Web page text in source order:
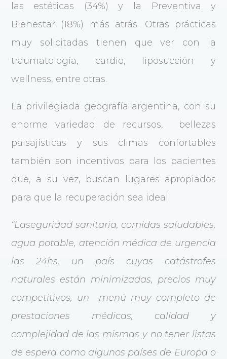
las estéticas (34%) y la Preventiva y
Bienestar (18%) más atrás. Otras prácticas
muy solicitadas tienen que ver con la
traumatología, cardio, liposucción y
wellness, entre otras.
La privilegiada geografía argentina, con su
enorme variedad de recursos, bellezas
paisajísticas y sus climas confortables
también son incentivos para los pacientes
que, a su vez, buscan lugares apropiados
para que la recuperación sea ideal.
“Laseguridad sanitaria, comidas saludables,
agua potable, atención médica de urgencia
las 24hs, un país cuyas catástrofes
naturales están minimizadas, precios muy
competitivos, un menú muy completo de
prestaciones médicas, calidad y
complejidad de las mismas y no tener listas
de espera como algunos países de Europa o